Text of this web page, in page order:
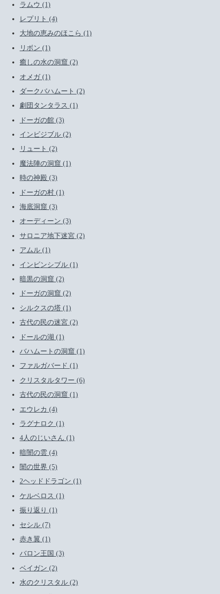
ラムウ (1)
レプリト (4)
大地の恵みのほこら (1)
リボン (1)
癒しの水の洞窟 (2)
オメガ (1)
ダークバハムート (2)
劇団タンタラス (1)
ドーガの館 (3)
インビジブル (2)
リュート (2)
魔法陣の洞窟 (1)
時の神殿 (3)
ドーガの村 (1)
海底洞窟 (3)
オーディーン (3)
サロニア地下迷宮 (2)
アムル (1)
インビンシブル (1)
暗黒の洞窟 (2)
ドーガの洞窟 (2)
シルクスの塔 (1)
古代の民の迷宮 (2)
ドールの湖 (1)
バハムートの洞窟 (1)
ファルガバード (1)
クリスタルタワー (6)
古代の民の洞窟 (1)
エウレカ (4)
ラグナロク (1)
4人のじいさん (1)
暗闇の雲 (4)
闇の世界 (5)
2ヘッドドラゴン (1)
ケルベロス (1)
振り返り (1)
セシル (7)
赤き翼 (1)
バロン王国 (3)
ベイガン (2)
水のクリスタル (2)